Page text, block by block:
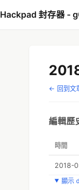
Hackpad 封存器 -
← 回到文
編輯歷
時間
2018-
顯示